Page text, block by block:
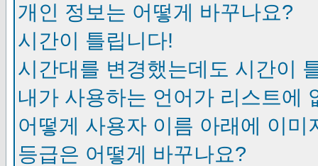
개인 정보는 어떻게 바꾸나요?
시간이 틀립니다!
시간대를 변경했는데도 시간이
내가 사용하는 언어가 리스트에
어떻게 사용자 이름 아래에 이미
등급은 어떻게 바꾸나요?